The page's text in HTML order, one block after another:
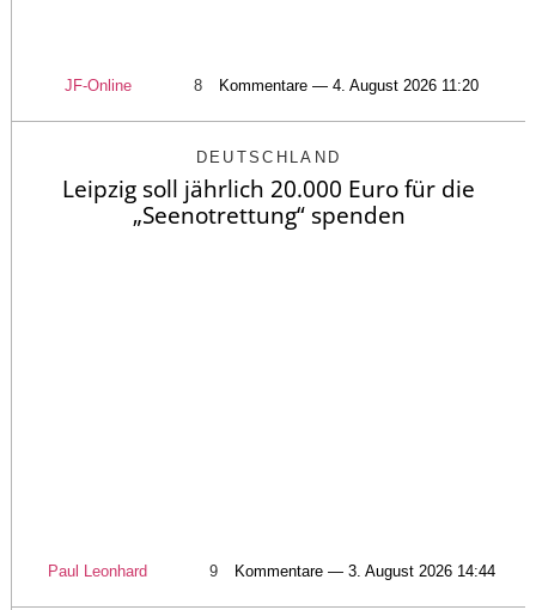
JF-Online 8 Kommentare — 4. August 2026 11:20
DEUTSCHLAND
Leipzig soll jährlich 20.000 Euro für die
„Seenotrettung“ spenden
Paul Leonhard 9 Kommentare — 3. August 2026 14:44